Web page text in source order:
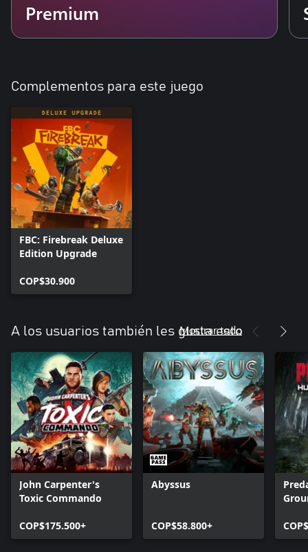
Premium
Complementos para este juego
FBC: Firebreak Deluxe
Edition Upgrade
COP$30.900
A los usuarios también les gusta esto
Mostrar todo
John Carpenter's
Toxic Commando
COP$175.500+
Abyssus
COP$58.800+